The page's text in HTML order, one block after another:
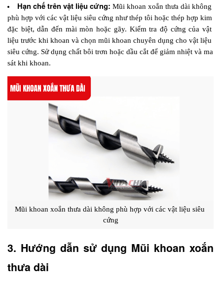
Hạn chế trên vật liệu cứng: Mũi khoan xoắn thưa dài không
phù hợp với các vật liệu siêu cứng như thép tôi hoặc thép hợp kim
đặc biệt, dẫn đến mài mòn hoặc gãy. Kiểm tra độ cứng của vật
liệu trước khi khoan và chọn mũi khoan chuyên dụng cho vật liệu
siêu cứng. Sử dụng chất bôi trơn hoặc dầu cắt để giảm nhiệt và ma
sát khi khoan.
Mũi khoan xoắn thưa dài không phù hợp với các vật liệu siêu
cứng
3. Hướng dẫn sử dụng Mũi khoan xoắn
thưa dài